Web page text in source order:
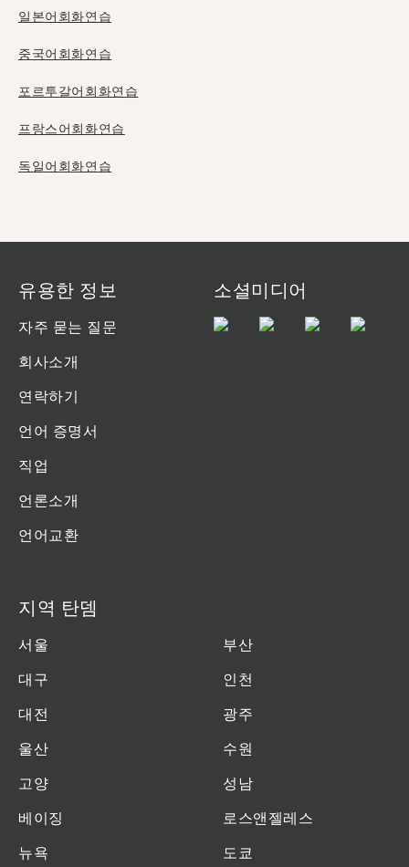
일본어회화연습
중국어회화연습
포르투갈어회화연습
프랑스어회화연습
독일어회화연습
유용한 정보
자주 묻는 질문
회사소개
연락하기
언어 증명서
직업
언론소개
언어교환
소셜미디어
지역 탄뎀
서울
부산
대구
인천
대전
광주
울산
수원
고양
성남
베이징
로스앤젤레스
뉴욕
도쿄